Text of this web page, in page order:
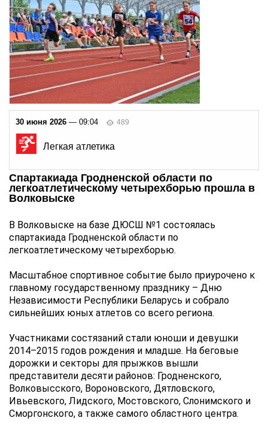
30 июня 2026 — 09:04 489
Легкая атлетика
Спартакиада Гродненской области по
легкоатлетическому четырехборью прошла в
Волковыске
В Волковыске на базе ДЮСШ №1 состоялась
спартакиада Гродненской области по
легкоатлетическому четырехборью.
Масштабное спортивное событие было приурочено к
главному государственному празднику – Дню
Независимости Республики Беларусь и собрало
сильнейших юных атлетов со всего региона.
Участниками состязаний стали юноши и девушки
2014–2015 годов рождения и младше. На беговые
дорожки и секторы для прыжков вышли
представители десяти районов: Гродненского,
Волковысского, Вороновского, Дятловского,
Ивьевского, Лидского, Мостовского, Слонимского и
Сморгонского, а также самого областного центра.